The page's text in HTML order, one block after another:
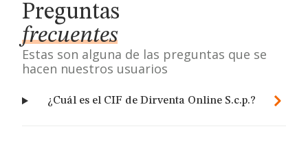
Preguntas
frecuentes
Estas son alguna de las preguntas que se
hacen nuestros usuarios
¿Cuál es el CIF de Dirventa Online S.c.p.?